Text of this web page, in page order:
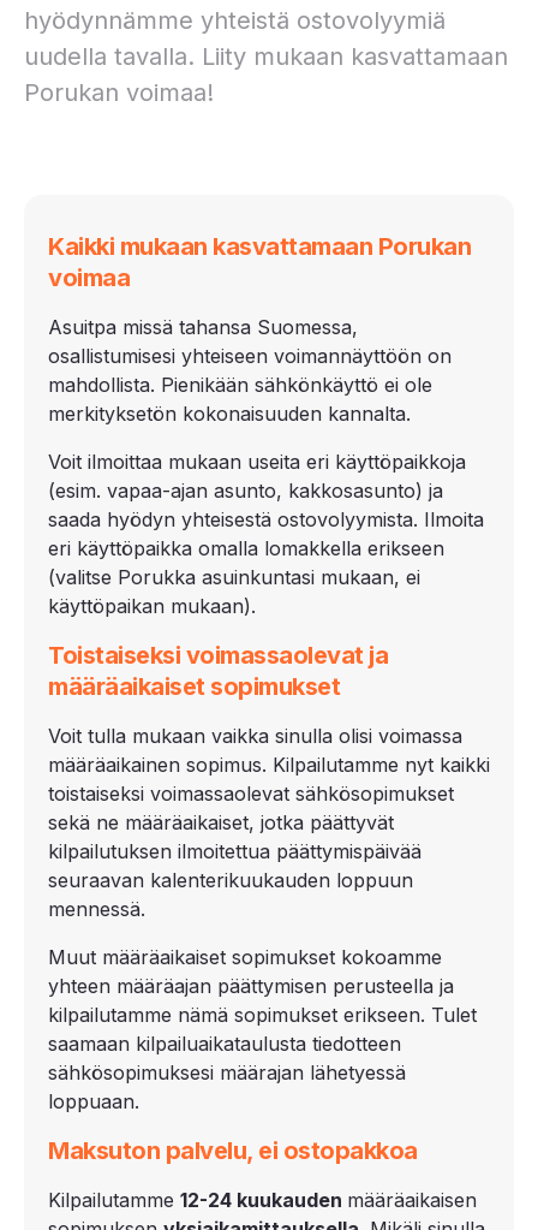
hyödynnämme yhteistä ostovolyymiä
uudella tavalla. Liity mukaan kasvattamaan
Porukan voimaa!
Kaikki mukaan kasvattamaan Porukan
voimaa
Asuitpa missä tahansa Suomessa,
osallistumisesi yhteiseen voimannäyttöön on
mahdollista. Pienikään sähkönkäyttö ei ole
merkityksetön kokonaisuuden kannalta.
Voit ilmoittaa mukaan useita eri käyttöpaikkoja
(esim. vapaa-ajan asunto, kakkosasunto) ja
saada hyödyn yhteisestä ostovolyymista. Ilmoita
eri käyttöpaikka omalla lomakkella erikseen
(valitse Porukka asuinkuntasi mukaan, ei
käyttöpaikan mukaan).
Toistaiseksi voimassaolevat ja
määräaikaiset sopimukset
Voit tulla mukaan vaikka sinulla olisi voimassa
määräaikainen sopimus. Kilpailutamme nyt kaikki
toistaiseksi voimassaolevat sähkösopimukset
sekä ne määräaikaiset, jotka päättyvät
kilpailutuksen ilmoitettua päättymispäivää
seuraavan kalenterikuukauden loppuun
mennessä.
Muut määräaikaiset sopimukset kokoamme
yhteen määräajan päättymisen perusteella ja
kilpailutamme nämä sopimukset erikseen. Tulet
saamaan kilpailuaikataulusta tiedotteen
sähkösopimuksesi määrajan lähetyessä
loppuaan.
Maksuton palvelu, ei ostopakkoa
Kilpailutamme 12-24 kuukauden määräaikaisen